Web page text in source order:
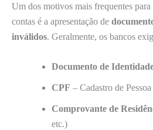
Um dos motivos mais frequentes para
contas é a apresentação de
inválidos. Geralmente, os bancos
Documento de
CPF – Cadastro de
Comprovante de
etc.)